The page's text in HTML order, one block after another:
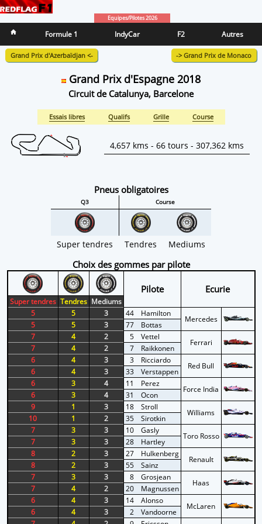
Equipes/Pilotes 2026
Formule 1 IndyCar F2 Autres
Grand Prix d'Azerbaïdjan <- -> Grand Prix de Monaco
Grand Prix d'Espagne 2018
Circuit de Catalunya, Barcelone
Essais libres Qualifs Grille Course
4,657 kms - 66 tours - 307,362 kms
Pneus obligatoires
Q3 Course
Super tendres Tendres Mediums
Choix des gommes par pilote
Pilote Ecurie
Super tendres Tendres Mediums
5
5 3 44 Hamilton
Mercedes
5 5 3 77
Bottas
7
4 2 5 Vettel
Ferrari
7 4 2 7
Raikkonen
6
4 3 3 Ricciardo
Red Bull
6 4 3 33
Verstappen
6
3 4 11 Perez
Force India
6 3 4 31
Ocon
9
1 3 18 Stroll
Williams
10 1 2 35
Sirotkin
7
3 3 10 Gasly
Toro Rosso
7 3 3 28
Hartley
8
2 3 27 Hulkenberg
Renault
8 2 3 55
Sainz
7
3 3 8 Grosjean
Haas
7 4 2 20
Magnussen
6
4 3 14 Alonso
McLaren
6 4 3 2
Vandoorne